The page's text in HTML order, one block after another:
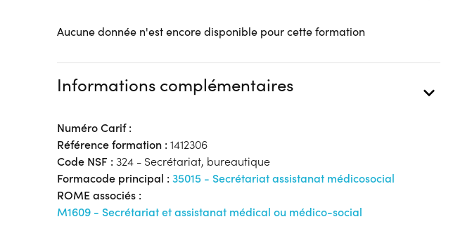
Aucune donnée n'est encore disponible pour cette formation
Informations complémentaires
Numéro Carif :
Référence formation : 1412306
Code NSF : 324 - Secrétariat, bureautique
Formacode principal : 35015 - Secrétariat assistanat médicosocial
ROME associés :
M1609 - Secrétariat et assistanat médical ou médico-social